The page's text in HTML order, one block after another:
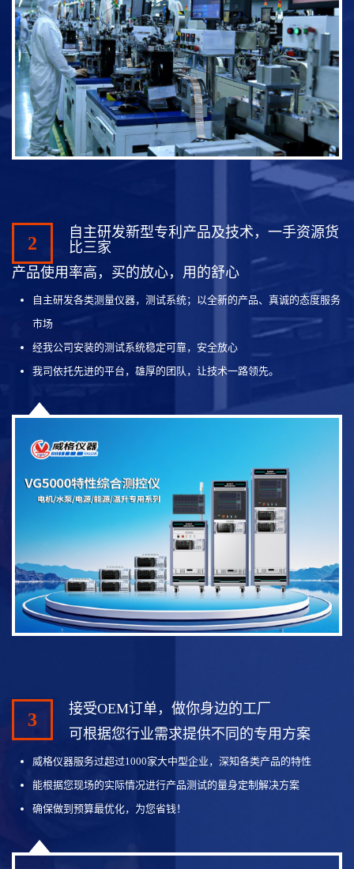
2
自主研发新型专利产品及技术，一手资源货
比三家
产品使用率高，买的放心，用的舒心
自主研发各类测量仪器，测试系统；以全新的产品、真诚的态度服务
市场
经我公司安装的测试系统稳定可靠，安全放心
我司依托先进的平台，雄厚的团队，让技术一路领先。
3
接受OEM订单，做你身边的工厂
可根据您行业需求提供不同的专用方案
威格仪器服务过超过1000家大中型企业，深知各类产品的特性
能根据您现场的实际情况进行产品测试的量身定制解决方案
确保做到预算最优化，为您省钱！